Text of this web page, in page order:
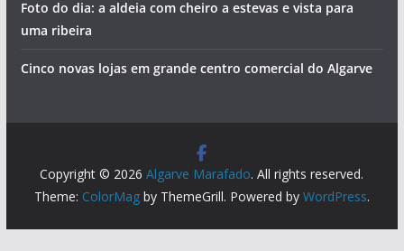
Foto do dia: a aldeia com cheiro a estevas e vista para
uma ribeira
Cinco novas lojas em grande centro comercial do Algarve
Copyright © 2026Algarve Marafado. All rights reserved.
Theme: ColorMagby ThemeGrill. Powered by WordPress.